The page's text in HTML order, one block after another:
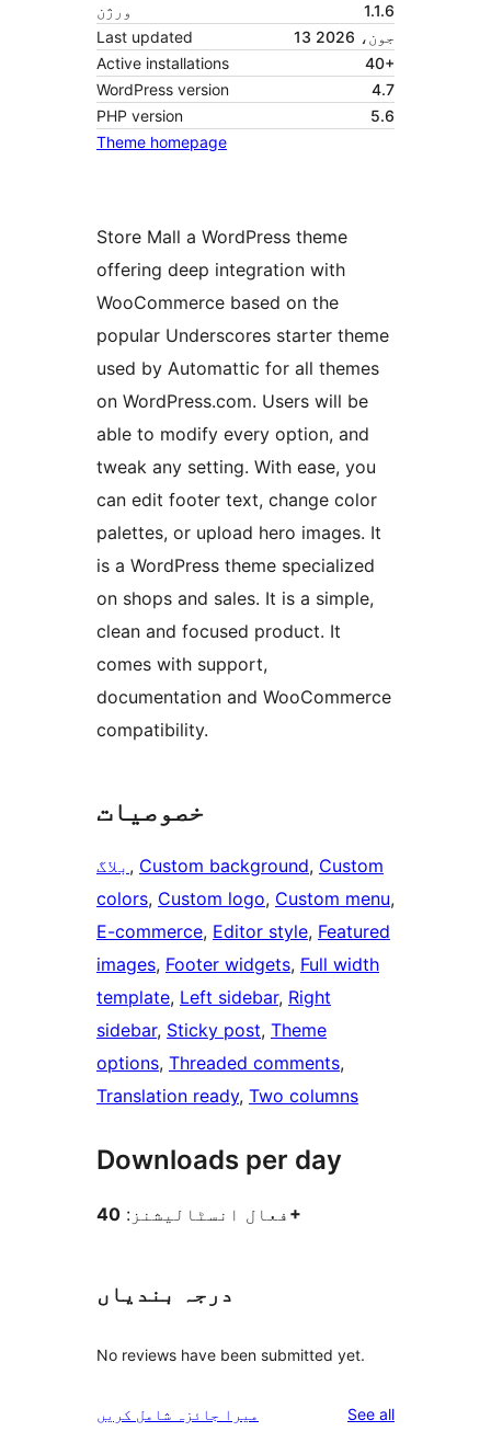
ورژن
1.1.6
Last updated
13 جون، 2026
Active installations
40+
WordPress version
4.7
PHP version
5.6
Theme homepage
Store Mall a WordPress theme
offering deep integration with
WooCommerce based on the
popular Underscores starter theme
used by Automattic for all themes
on WordPress.com. Users will be
able to modify every option, and
tweak any setting. With ease, you
can edit footer text, change color
palettes, or upload hero images. It
is a WordPress theme specialized
on shops and sales. It is a simple,
clean and focused product. It
comes with support,
documentation and WooCommerce
compatibility.
خصوصیات
بلاگ , Custom background, Custom
colors, Custom logo, Custom menu
E-commerce, Editor style, Featured
images, Footer widgets, Full width
template, Left sidebar, Right
sidebar, Sticky post, Theme
options, Threaded comments
Translation ready, Two columns
Downloads per day
فعال انسٹالیشنز: 40+
درجہ بندیاں
No reviews have been submitted yet.
میرا جائزہ شامل کریں See allreviews